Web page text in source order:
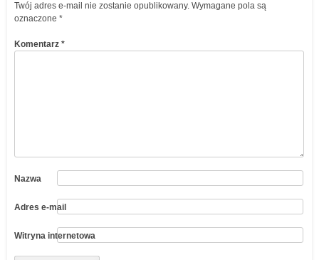
Twój adres e-mail nie zostanie opublikowany. Wymagane pola są
oznaczone *
Komentarz *
Nazwa
Adres e-mail
Witryna internetowa